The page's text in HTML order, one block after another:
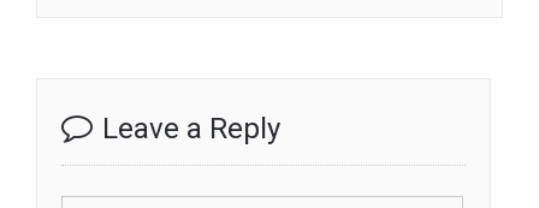
Leave a Reply